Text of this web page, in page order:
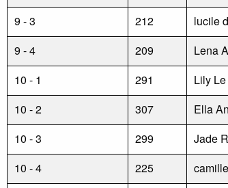
9 - 3
212 lucile
9 - 4
209 Lena
10 - 1
291 Lily
10 - 2
307 Ella
10 - 3
299 Jade
10 - 4
225